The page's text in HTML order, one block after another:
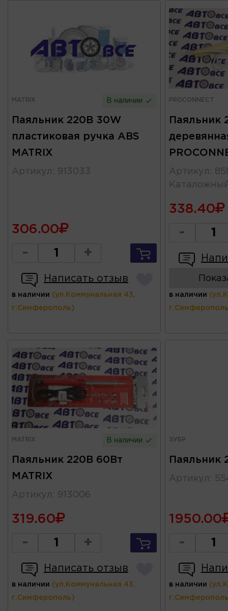
MATRIX В наличии
Паяльник 220В 30W
пластиковая ручка ABS
MATRIX
Артикул : 913033
306.00
- +
Написать отзыв
в наличии (ул.Коммунальная 43,
г.Симферополь)
PROCONNECT
Паяльник
Артикул :
338.40
-
в наличии
MATRIX В наличии
Паяльник 220В 60Вт
MATRIX
Артикул : 913006
319.60
- +
Написать отзыв
в наличии (ул.Коммунальная 43,
г.Симферополь)
ЗУБР
Паяльник
Артикул :
1950.00
-
в наличии